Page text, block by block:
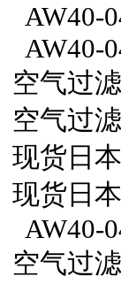
AW40-
AW40-
空气过
空气过
现货日
现货日
AW40-
空气过